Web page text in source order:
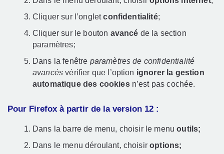
Cliquer sur l’ongletconfidentialité;
Cliquer sur le bouton avancé de la section
paramètres;
Dans la fenêtre paramètres de confidentialité
avancés vérifier que l’option ignorer la gestion
automatique des cookiesn’est pas cochée.
Pour Firefox à partir de la version 12 :
Dans la barre de menu, choisir le menuoutils;
Dans le menu déroulant, choisiroptions;